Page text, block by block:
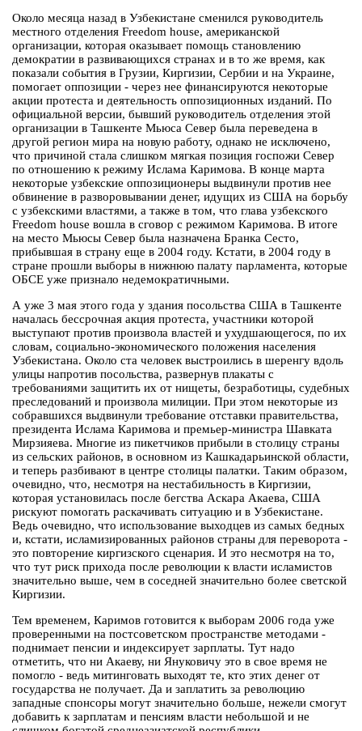
Около месяца назад в Узбекистане сменился руководитель
местного отделения Freedom house, американской
организации, которая оказывает помощь становлению
демократии в развивающихся странах и в то же время, как
показали события в Грузии, Киргизии, Сербии и на Украине,
помогает оппозиции - через нее финансируются некоторые
акции протеста и деятельность оппозиционных изданий. По
официальной версии, бывший руководитель отделения этой
организации в Ташкенте Мьюса Север была переведена в
другой регион мира на новую работу, однако не исключено,
что причиной стала слишком мягкая позиция госпожи Север
по отношению к режиму Ислама Каримова. В конце марта
некоторые узбекские оппозиционеры выдвинули против нее
обвинение в разворовывании денег, идущих из США на борьбу
с узбекскими властями, а также в том, что глава узбекского
Freedom house вошла в сговор с режимом Каримова. В итоге
на место Мьюсы Север была назначена Бранка Сесто,
прибывшая в страну еще в 2004 году. Кстати, в 2004 году в
стране прошли выборы в нижнюю палату парламента, которые
ОБСЕ уже признало недемократичными.
А уже 3 мая этого года у здания посольства США в Ташкенте
началась бессрочная акция протеста, участники которой
выступают против произвола властей и ухудшающегося, по их
словам, социально-экономического положения населения
Узбекистана. Около ста человек выстроились в шеренгу вдоль
улицы напротив посольства, развернув плакаты с
требованиями защитить их от нищеты, безработицы, судебных
преследований и произвола милиции. При этом некоторые из
собравшихся выдвинули требование отставки правительства,
президента Ислама Каримова и премьер-министра Шавката
Мирзияева. Многие из пикетчиков прибыли в столицу страны
из сельских районов, в основном из Кашкадарьинской области,
и теперь разбивают в центре столицы палатки. Таким образом,
очевидно, что, несмотря на нестабильность в Киргизии,
которая установилась после бегства Аскара Акаева, США
рискуют помогать раскачивать ситуацию и в Узбекистане.
Ведь очевидно, что использование выходцев из самых бедных
и, кстати, исламизированных районов страны для переворота -
это повторение киргизского сценария. И это несмотря на то,
что тут риск прихода после революции к власти исламистов
значительно выше, чем в соседней значительно более светской
Киргизии.
Тем временем, Каримов готовится к выборам 2006 года уже
проверенными на постсоветском пространстве методами -
поднимает пенсии и индексирует зарплаты. Тут надо
отметить, что ни Акаеву, ни Януковичу это в свое время не
помогло - ведь митинговать выходят те, кто этих денег от
государства не получает. Да и заплатить за революцию
западные спонсоры могут значительно больше, нежели смогут
добавить к зарплатам и пенсиям власти небольшой и не